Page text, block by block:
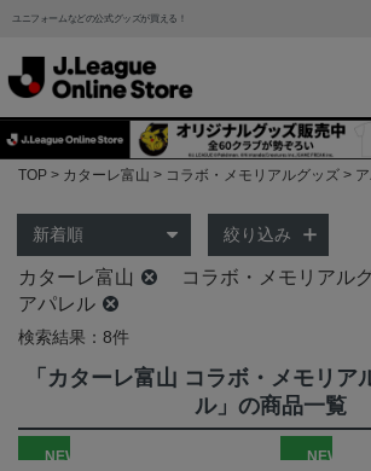
ユニフォームなどの公式グッズが買える！
TOP カターレ富山 コラボ・メモリアルグッズ
絞り込み
カターレ富山
コラボ・メモリアル
アパレル
検索結果：8件
「カターレ富山 コラボ・メモリア
ル」の商品一覧
NEW NEW